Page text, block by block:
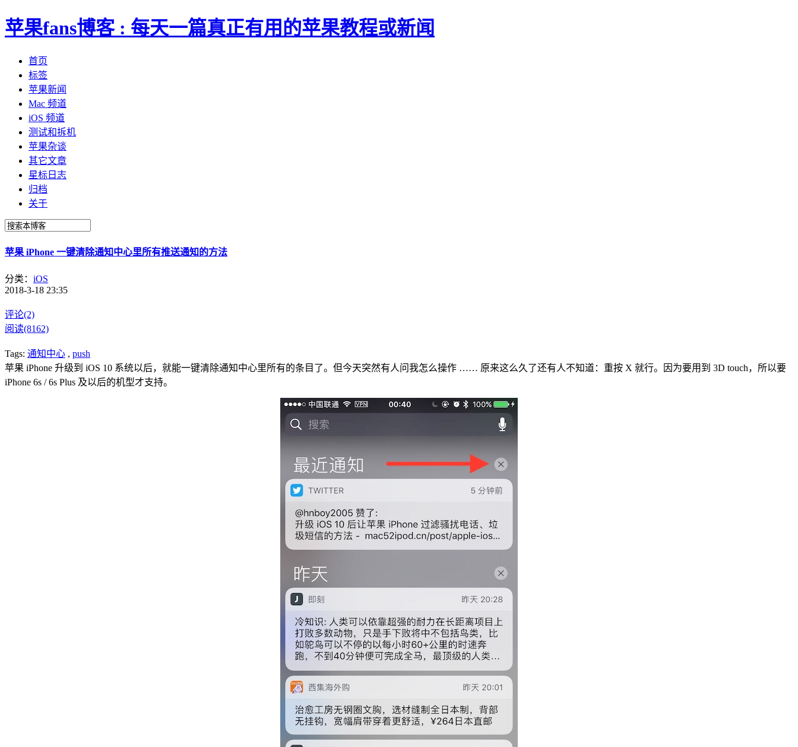
苹果fans博客 : 每天一篇真正有用的苹果教程或新闻
首页
标签
苹果新闻
Mac 频道
iOS 频道
测试和拆机
苹果杂谈
其它文章
星标日志
归档
关于
苹果 iPhone 一键清除通知中心里所有推送通知的方法
分类： iOS
2018-3-18 23:35
评论(2)
阅读(8162)
Tags: 通知中心 , push
苹果 iPhone 升级到 iOS 10 系统以后，就能一键清除通知中心里所有的条目了。但今天突然有人问我怎么操作 …… 原来这么久了还有人不知道：重按 X 就行。因为要用到 3D touch，所以要
iPhone 6s / 6s Plus 及以后的机型才支持。